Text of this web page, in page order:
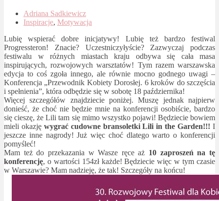
Adriana Sadkiewicz
Inspiracje, Motywacja
Lubię wspierać dobre inicjatywy! Lubię też bardzo festiwal
Progressteron! Znacie? Uczestniczyłyście? Zazwyczaj podczas
festiwalu w różnych miastach kraju odbywa się cała masa
inspirujących, rozwojowych warsztatów! Tym razem warszawska
edycja to coś zgoła innego, ale równie mocno godnego uwagi –
Konferencja „Przewodnik Kobiety Dorosłej. 6 kroków do szczęścia
i spełnienia”, która odbędzie się w sobotę 18 października!
Więcej szczegółów znajdziecie poniżej. Muszę jednak najpierw
donieść, że choć nie będzie mnie na konferencji osobiście, bardzo
się cieszę, że Lili tam się mimo wszystko pojawi! Będziecie bowiem
mieli okazję wygrać cudowne bransoletki Lili in the Garden!!! I
jeszcze inne nagrody! Już więc choć dlatego warto o konferencji
pomyśleć!
Mam też do przekazania w Wasze ręce aż 10 zaproszeń na tę
konferencję, o wartości 154zł każde! Będziecie więc w tym czasie
w Warszawie? Mam nadzieję, że tak! Szczegóły na końcu!